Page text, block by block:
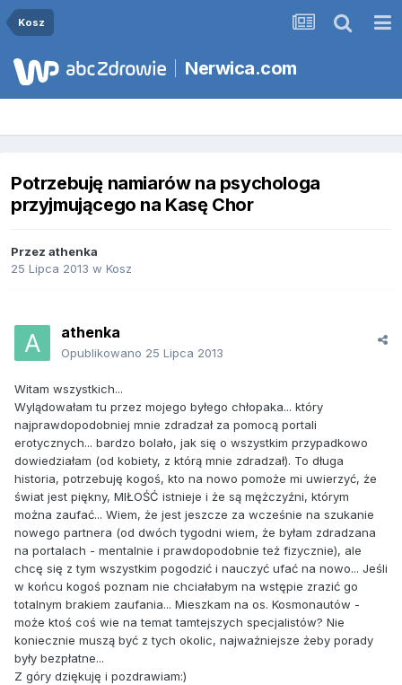
Kosz
Nerwica.com
Potrzebuję namiarów na psychologa
przyjmującego na Kasę Chor
Przez athenka
25 Lipca 2013 w Kosz
athenka
Opublikowano 25 Lipca 2013
Witam wszystkich...
Wylądowałam tu przez mojego byłego chłopaka... który
najprawdopodobniej mnie zdradzał za pomocą portali
erotycznych... bardzo bolało, jak się o wszystkim przypadkowo
dowiedziałam (od kobiety, z którą mnie zdradzał). To długa
historia, potrzebuję kogoś, kto na nowo pomoże mi uwierzyć, że
świat jest piękny, MIŁOŚĆ istnieje i że są mężczyźni, którym
można zaufać... Wiem, że jest jeszcze za wcześnie na szukanie
nowego partnera (od dwóch tygodni wiem, że byłam zdradzana
na portalach - mentalnie i prawdopodobnie też fizycznie), ale
chcę się z tym wszystkim pogodzić i nauczyć ufać na nowo... Jeśli
w końcu kogoś poznam nie chciałabym na wstępie zrazić go
totalnym brakiem zaufania... Mieszkam na os. Kosmonautów -
może ktoś coś wie na temat tamtejszych specjalistów? Nie
koniecznie muszą być z tych okolic, najważniejsze żeby porady
były bezpłatne...
Z góry dziękuję i pozdrawiam:)